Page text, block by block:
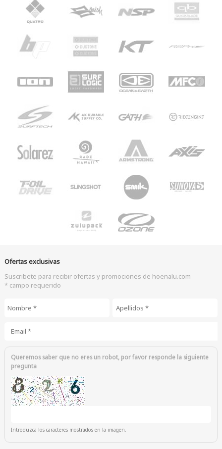
Ofertas exclusivas
Suscribete para recibir ofertas y promociones de hoenalu.com
* campo requerido
Queremos saber que no eres un robot, por favor responde la siguiente
pregunta
Introduzca los caracteres mostrados en la imagen.